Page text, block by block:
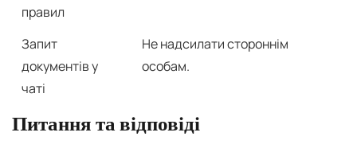
правил
Запит
документів у
чаті
Не надсилати стороннім
особам.
Питання та відповіді